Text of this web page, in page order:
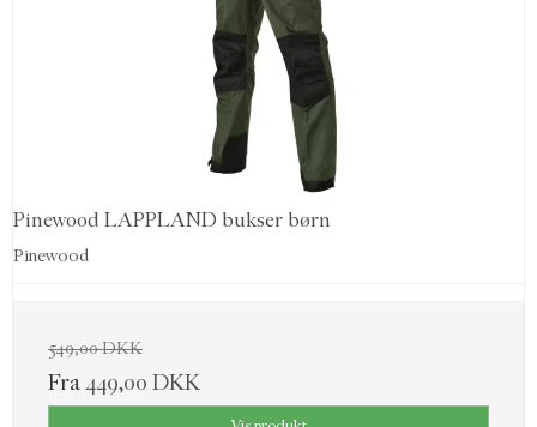
Pinewood LAPPLAND bukser børn
Pinewood
549,00 DKK
Fra449,00 DKK